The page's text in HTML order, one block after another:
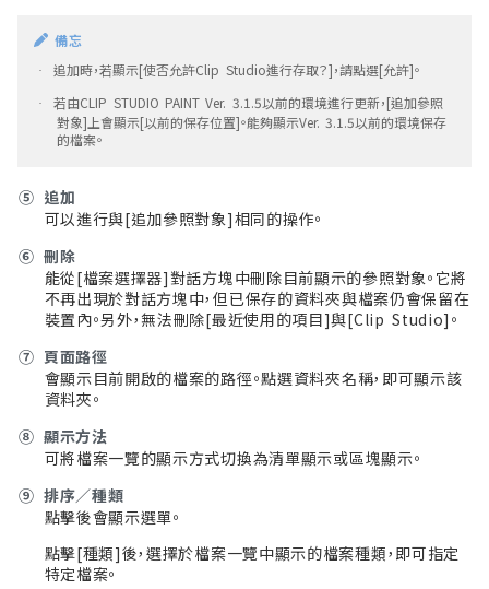
備忘
· 追加時，若顯示[使否允許Clip Studio進行存取？]，請點選[允許]。
·
若由CLIP STUDIO PAINT Ver. 3.1.5以前的環境進行更新，[追加參照
對象]上會顯示[以前的保存位置]。能夠顯示Ver. 3.1.5以前的環境保存
的檔案。
⑤ 追加
可以進行與[追加參照對象]相同的操作。
⑥ 刪除
能從[檔案選擇器]對話方塊中刪除目前顯示的參照對象。它將
不再出現於對話方塊中，但已保存的資料夾與檔案仍會保留在
裝置內。另外，無法刪除[最近使用的項目]與[Clip Studio]。
⑦ 頁面路徑
會顯示目前開啟的檔案的路徑。點選資料夾名稱，即可顯示該
資料夾。
⑧ 顯示方法
可將檔案一覽的顯示方式切換為清單顯示或區塊顯示。
⑨ 排序／種類
點擊後會顯示選單。
點擊[種類]後，選擇於檔案一覽中顯示的檔案種類，即可指定
特定檔案。